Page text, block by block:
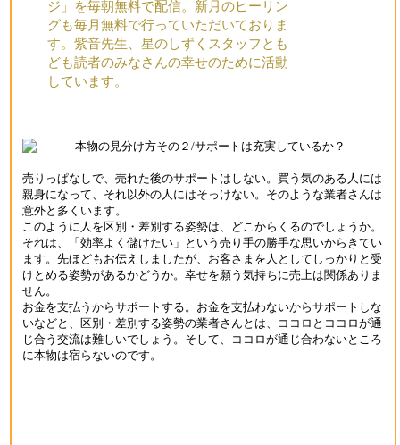
ジ」を毎朝無料で配信。新月のヒーリン
グも毎月無料で行っていただいておりま
す。紫音先生、星のしずくスタッフとも
ども読者のみなさんの幸せのために活動
しています。
売りっぱなしで、売れた後のサポートはしない。買う気のある人には
親身になって、それ以外の人にはそっけない。そのような業者さんは
意外と多くいます。
このように人を区別・差別する姿勢は、どこからくるのでしょうか。
それは、「効率よく儲けたい」という売り手の勝手な思いからきてい
ます。先ほどもお伝えしましたが、お客さまを人としてしっかりと受
けとめる姿勢があるかどうか。幸せを願う気持ちに売上は関係ありま
せん。
お金を支払うからサポートする。お金を支払わないからサポートしな
いなどと、区別・差別する姿勢の業者さんとは、ココロとココロが通
じ合う交流は難しいでしょう。そして、ココロが通じ合わないところ
に本物は宿らないのです。